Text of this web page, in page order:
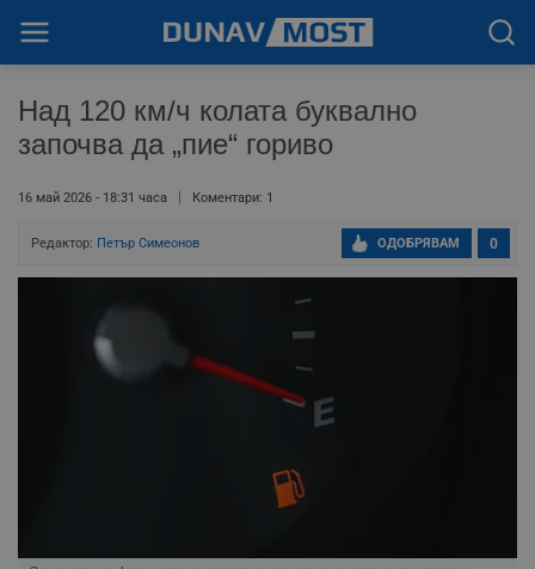
Над 120 км/ч колата буквално
започва да „пие“ гориво
16 май 2026 - 18:31 часа Коментари: 1
Редактор: Петър Симеонов 0
ОДОБРЯВАМ